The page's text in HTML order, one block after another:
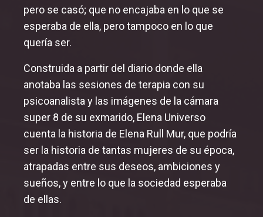
MemoriJove
Sesiones especiales
pero se casó; que no encajaba en lo que se
esperaba de ella, pero tampoco en lo que
quería ser.
Construida a partir del diario donde ella
anotaba las sesiones de terapia con su
psicoanalista y las imágenes de la cámara
super 8 de su exmarido, Elena Universo
cuenta la historia de Elena Rull Mur, que podría
ser la historia de tantas mujeres de su época,
atrapadas entre sus deseos, ambiciones y
sueños, y entre lo que la sociedad esperaba
de ellas.